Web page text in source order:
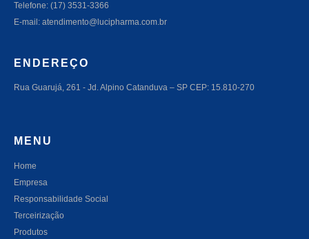
Telefone: (17) 3531-3366
E-mail: atendimento@lucipharma.com.br
ENDEREÇO
Rua Guarujá, 261 - Jd. Alpino Catanduva – SP CEP: 15.810-270
MENU
Home
Empresa
Responsabilidade Social
Terceirização
Produtos